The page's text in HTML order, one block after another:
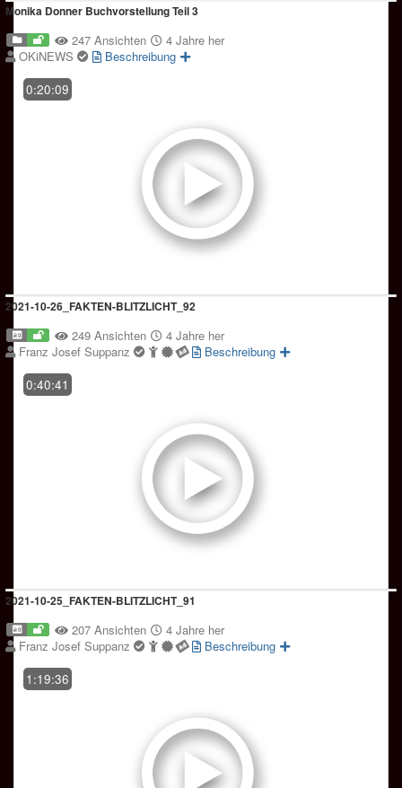
Monika Donner Buchvorstellung Teil 3
247 Ansichten
4 Jahre her
OKiNEWS
Beschreibung
0:20:09
2021-10-26_FAKTEN-BLITZLICHT_92
249 Ansichten
4 Jahre her
Franz Josef Suppanz
Beschreibung
0:40:41
2021-10-25_FAKTEN-BLITZLICHT_91
207 Ansichten
4 Jahre her
Franz Josef Suppanz
Beschreibung
1:19:36